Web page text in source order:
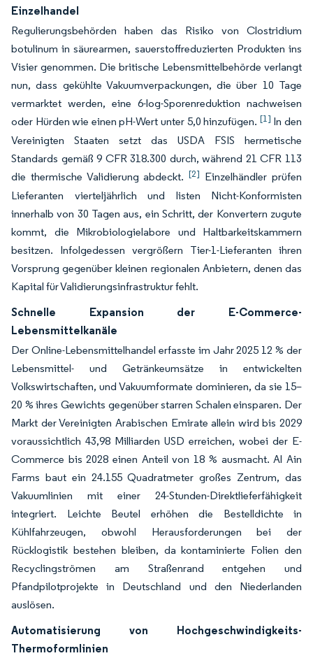
Einzelhandel
Regulierungsbehörden haben das Risiko von Clostridium
botulinum in säurearmen, sauerstoffreduzierten Produkten ins
Visier genommen. Die britische Lebensmittelbehörde verlangt
nun, dass gekühlte Vakuumverpackungen, die über 10 Tage
vermarktet werden, eine 6-log-Sporenreduktion nachweisen
oder Hürden wie einen pH-Wert unter 5,0 hinzufügen. [1] In den
Vereinigten Staaten setzt das USDA FSIS hermetische
Standards gemäß 9 CFR 318.300 durch, während 21 CFR 113
die thermische Validierung abdeckt.[2] Einzelhändler prüfen
Lieferanten vierteljährlich und listen Nicht-Konformisten
innerhalb von 30 Tagen aus, ein Schritt, der Konvertern zugute
kommt, die Mikrobiologielabore und Haltbarkeitskammern
besitzen. Infolgedessen vergrößern Tier-1-Lieferanten ihren
Vorsprung gegenüber kleinen regionalen Anbietern, denen das
Kapital für Validierungsinfrastruktur fehlt.
Schnelle Expansion der E-Commerce-
Lebensmittelkanäle
Der Online-Lebensmittelhandel erfasste im Jahr 2025 12 % der
Lebensmittel- und Getränkeumsätze in entwickelten
Volkswirtschaften, und Vakuumformate dominieren, da sie 15–
20 % ihres Gewichts gegenüber starren Schalen einsparen. Der
Markt der Vereinigten Arabischen Emirate allein wird bis 2029
voraussichtlich 43,98 Milliarden USD erreichen, wobei der E-
Commerce bis 2028 einen Anteil von 18 % ausmacht. Al Ain
Farms baut ein 24.155 Quadratmeter großes Zentrum, das
Vakuumlinien mit einer 24-Stunden-Direktlieferfähigkeit
integriert. Leichte Beutel erhöhen die Bestelldichte in
Kühlfahrzeugen, obwohl Herausforderungen bei der
Rücklogistik bestehen bleiben, da kontaminierte Folien den
Recyclingströmen am Straßenrand entgehen und
Pfandpilotprojekte in Deutschland und den Niederlanden
auslösen.
Automatisierung von Hochgeschwindigkeits-
Thermoformlinien